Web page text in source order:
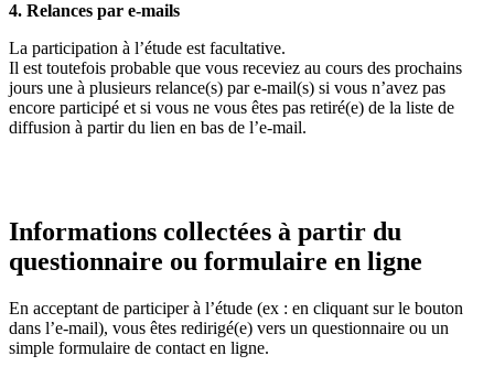
4. Relances par e-mails
La participation à l’étude est facultative.
Il est toutefois probable que vous receviez au cours des prochains
jours une à plusieurs relance(s) par e-mail(s) si vous n’avez pas
encore participé et si vous ne vous êtes pas retiré(e) de la liste de
diffusion à partir du lien en bas de l’e-mail.
Informations collectées à partir du
questionnaire ou formulaire en ligne
En acceptant de participer à l’étude (ex : en cliquant sur le bouton
dans l’e-mail), vous êtes redirigé(e) vers un questionnaire ou un
simple formulaire de contact en ligne.